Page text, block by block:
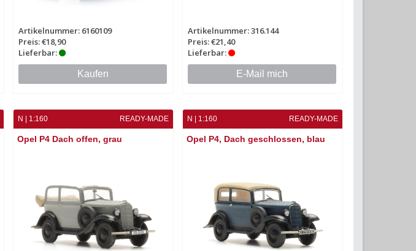
Artikelnummer: 6160109
Preis: €18,90
Lieferbar:
Kaufen
Artikelnummer: 316.144
Preis: €21,40
Lieferbar:
E-Mail mich
N | 1:160 READY-MADE
Opel P4 Dach offen, grau
N | 1:160 READY-MADE
Opel P4, Dach geschlossen, blau